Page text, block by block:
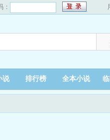
：
说 排行榜 全本小说